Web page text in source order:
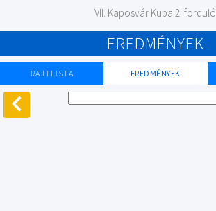
VII. Kaposvár Kupa 2. forduló
EREDMÉNYEK
RAJTLISTA EREDMÉNYEK